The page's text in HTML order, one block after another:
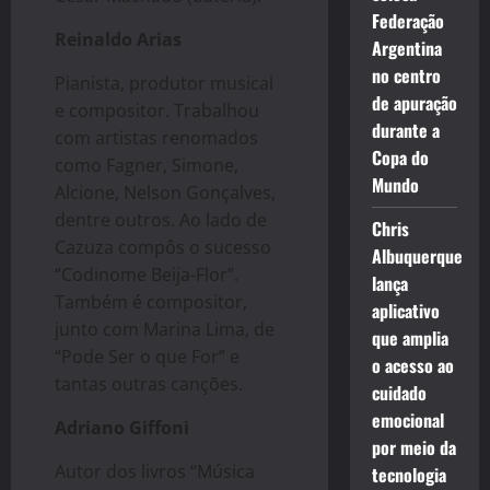
Reinaldo Arias
Pianista, produtor musical
e compositor. Trabalhou
com artistas renomados
como Fagner, Simone,
Alcione, Nelson Gonçalves,
dentre outros. Ao lado de
Cazuza compôs o sucesso
“Codinome Beija-Flor”.
Também é compositor,
junto com Marina Lima, de
“Pode Ser o que For” e
tantas outras canções.
Adriano Giffoni
Autor dos livros “Música
Federação
Argentina
no centro
de apuração
durante a
Copa do
Mundo
Chris
Albuquerque
lança
aplicativo
que amplia
o acesso ao
cuidado
emocional
por meio da
tecnologia